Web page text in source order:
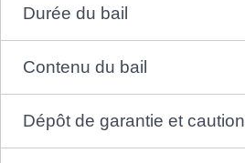
Durée du bail
Contenu du bail
Dépôt de garantie et caution